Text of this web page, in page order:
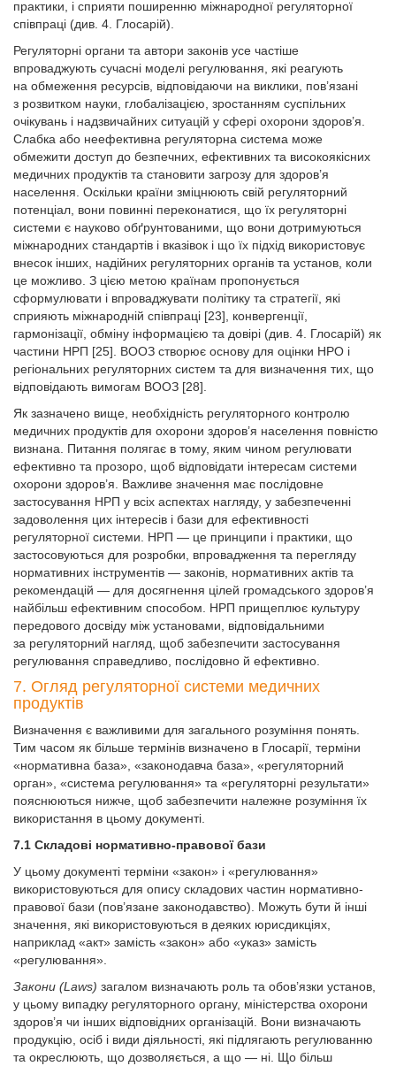
практики, і сприяти поширенню міжнародної регуляторної
співпраці (див. 4. Глосарій).
Регуляторні органи та автори законів усе частіше
впроваджують сучасні моделі регулювання, які реагують
на обмеження ресурсів, відповідаючи на виклики, пов’язані
з розвитком науки, глобалізацією, зростанням суспільних
очікувань і надзвичайних ситуацій у сфері охорони здоров’я.
Слабка або неефективна регуляторна система може
обмежити доступ до безпечних, ефективних та високоякісних
медичних продуктів та становити загрозу для здоров’я
населення. Оскільки країни зміцнюють свій регуляторний
потенціал, вони повинні переконатися, що їх регуляторні
системи є науково обґрунтованими, що вони дотримуються
міжнародних стандартів і вказівок і що їх підхід використовує
внесок інших, надійних регуляторних органів та установ, коли
це можливо. З цією метою країнам пропонується
сформулювати і впроваджувати політику та стратегії, які
сприяють міжнародній співпраці [23], конвергенції,
гармонізації, обміну інформацією та довірі (див. 4. Глосарій) як
частини НРП [25]. ВООЗ створює основу для оцінки НРО і
регіональних регуляторних систем та для визначення тих, що
відповідають вимогам ВООЗ [28].
Як зазначено вище, необхідність регуляторного контролю
медичних продуктів для охорони здоров’я населення повністю
визнана. Питання полягає в тому, яким чином регулювати
ефективно та прозоро, щоб відповідати інтересам системи
охорони здоров’я. Важливе значення має послідовне
застосування НРП у всіх аспектах нагляду, у забезпеченні
задоволення цих інтересів і бази для ефективності
регуляторної системи. НРП — це принципи і практики, що
застосовуються для розробки, впровадження та перегляду
нормативних інструментів — законів, нормативних актів та
рекомендацій — для досягнення цілей громадського здоров’я
найбільш ефективним способом. НРП прищеплює культуру
передового досвіду між установами, відповідальними
за регуляторний нагляд, щоб забезпечити застосування
регулювання справедливо, послідовно й ефективно.
7. Огляд регуляторної системи медичних
продуктів
Визначення є важливими для загального розуміння понять.
Тим часом як більше термінів визначено в Глосарії, терміни
«нормативна база», «законодавча база», «регуляторний
орган», «система регулювання» та «регуляторні результати»
пояснюються нижче, щоб забезпечити належне розуміння їх
використання в цьому документі.
7.1 Складові нормативно-правової бази
У цьому документі терміни «закон» і «регулювання»
використовуються для опису складових частин нормативно-
правової бази (пов’язане законодавство). Можуть бути й інші
значення, які використовуються в деяких юрисдикціях,
наприклад «акт» замість «закон» або «указ» замість
«регулювання».
Закони (Laws) загалом визначають роль та обов’язки установ,
у цьому випадку регуляторного органу, міністерства охорони
здоров’я чи інших відповідних організацій. Вони визначають
продукцію, осіб і види діяльності, які підлягають регулюванню
та окреслюють, що дозволяється, а що — ні. Що більш